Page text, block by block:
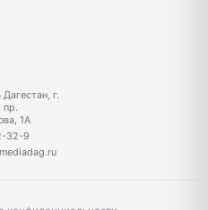
г.
пр.
1А
32-9